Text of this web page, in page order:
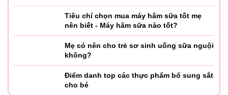
Tiêu chí chọn mua máy hâm sữa tốt mẹ
nên biết - Máy hâm sữa nào tốt?
Mẹ có nên cho trẻ sơ sinh uống sữa nguội
không?
Điểm danh top các thực phẩm bổ sung sắt
cho bé